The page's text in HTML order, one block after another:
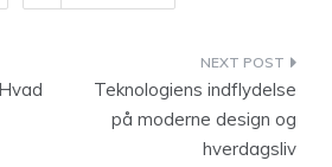
Teknologiens indflydelse
på moderne design og
hverdagsliv